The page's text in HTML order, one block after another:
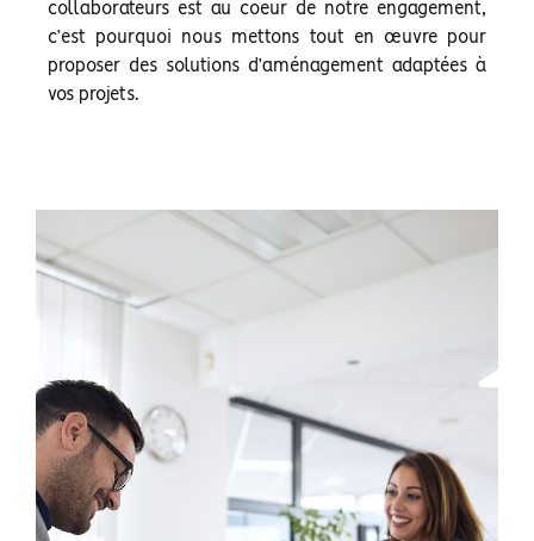
collaborateurs est au coeur de notre engagement,
c’est pourquoi nous mettons tout en œuvre pour
proposer des solutions d’aménagement adaptées à
vos projets.